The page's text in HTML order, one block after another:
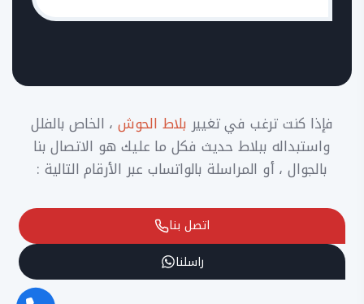
فإذا كنت ترغب في تغييربلاط الحوش ، الخاص بالفلل
واستبداله ببلاط حديث فكل ما عليك هو الاتصال بنا
بالجوال ، أو المراسلة بالواتساب عبر الأرقام التالية :
اتصل بنا
راسلنا